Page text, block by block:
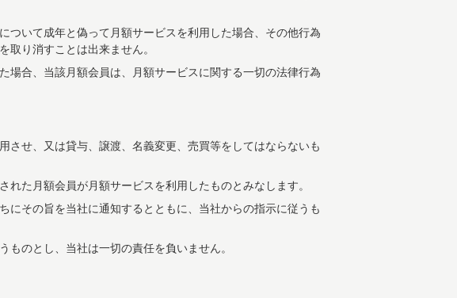
ついて成年と偽って月額サービスを利用した場合、その他行為
取り消すことは出来ません。
場合、当該月額会員は、月額サービスに関する一切の法律行為
させ、又は貸与、譲渡、名義変更、売買等をしてはならないも
た月額会員が月額サービスを利用したものとみなします。
にその旨を当社に通知するとともに、当社からの指示に従うも
のとし、当社は一切の責任を負いません。